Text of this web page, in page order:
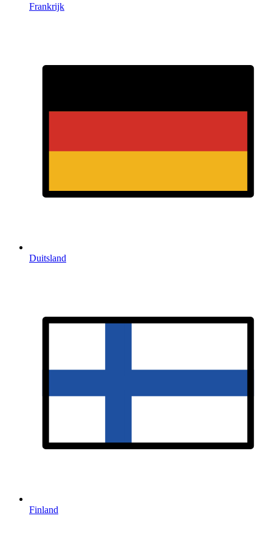
Frankrijk
Duitsland
Finland